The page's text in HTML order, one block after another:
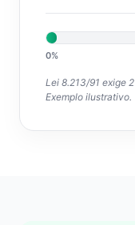
0%
Lei 8.213/91 exige
Exemplo ilustrativo.